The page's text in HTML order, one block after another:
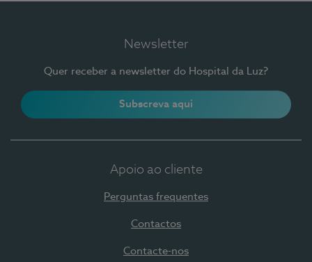
Newsletter
Quer receber a newsletter do Hospital da Luz?
Subscreva aqui
Apoio ao cliente
Perguntas frequentes
Contactos
Contacte-nos